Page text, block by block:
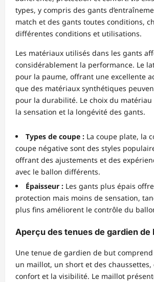
types, y compris des gants
match et des gants toutes conditions,
différentes conditions et utilisations.
Les matériaux utilisés dans les gants
considérablement la performance. Le
pour la paume, offrant une excellente
que des matériaux synthétiques
pour la durabilité. Le choix du matériau
la sensation et la longévité des gants.
Types de coupe : La coupe plate, la
coupe négative sont des styles
offrant des ajustements et des
avec le ballon différents.
Épaisseur : Les gants plus épais
protection mais moins de sensation,
plus fins améliorent le contrôle du
Aperçu des tenues de gardien de
Une tenue de gardien de but
un maillot, un short et des chaussettes,
confort et la visibilité. Le maillot